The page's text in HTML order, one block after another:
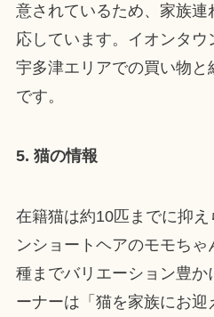
意されているため、家族
応しています。イオンタウ
宇多津エリアでの買い物
です。
5. 猫の情報
在籍猫は約10匹までに抑
ンショートヘアのモモち
種までバリエーション豊か
ーナーは「猫を家族にお迎